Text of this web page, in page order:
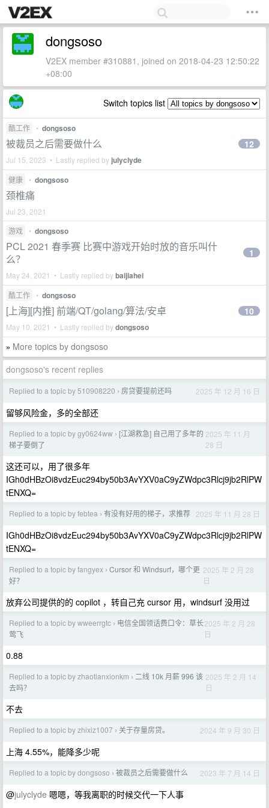
dongsoso
V2EX member #310881, joined on 2018-04-23 12:50:22
+08:00
Switch topics list
酷工作 • dongsoso
被裁员之后需要做什么
Jul 15, 2023 • Lastly replied by julyclyde
12
健康 • dongsoso
颈椎痛
Jul 23, 2021
游戏
• dongsoso
PCL 2021 春季赛 比赛中游戏开始时放的音乐叫什
么？
May 24, 2021 • Lastly replied bybaijiahei
1
酷工作 • dongsoso
[上海][内推] 前端/QT/golang/算法/安卓
May 10, 2021 • Lastly replied bydongsoso
10
» More topics by dongsoso
dongsoso's recent replies
Replied to a topic by 510908220 › 房贷要提前还吗 2025 年 12 月 16 日
留够风险金，多的全部还
Replied to a topic by gy0624ww › [江湖救急] 自己用了多年的
梯子要倒了
2025 年 11 月
28 日
这还可以，用了很多年
IGh0dHBzOi8vdzEuc294by50b3AvYXV0aC9yZWdpc3Rlcj9jb2RlPW
tENXQ=
Replied to a topic by febtea › 有没有好用的梯子，求推荐 2025 年 11 月 28 日
IGh0dHBzOi8vdzEuc294by50b3AvYXV0aC9yZWdpc3Rlcj9jb2RlPW
tENXQ=
Replied to a topic by fangyex › Cursor 和 Windsurf，哪个更
好？
2025 年 2 月 28
日
放弃公司提供的的 copilot ，转自己充 cursor 用，windsurf 没用过
Replied to a topic by wweerrgtc › 电信全国领话费口令：草长
莺飞
2025 年 2 月 28
日
0.88
Replied to a topic by zhaotianxionkm › 二线 10k 月薪 996 该
去吗？
2025 年 2 月 14
日
不去
Replied to a topic by zhixiz1007 › 关于存量房贷。 2024 年 9 月 30 日
上海 4.55%，能降多少呢
Replied to a topic by dongsoso › 被裁员之后需要做什么 2023 年 7 月 14 日
@julyclyde 嗯嗯，等我离职的时候交代一下人事